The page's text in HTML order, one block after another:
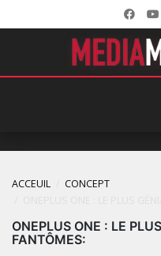
ACCEUIL
CONCEPT
ONEPLUS ONE : LE
FANTÔMES: